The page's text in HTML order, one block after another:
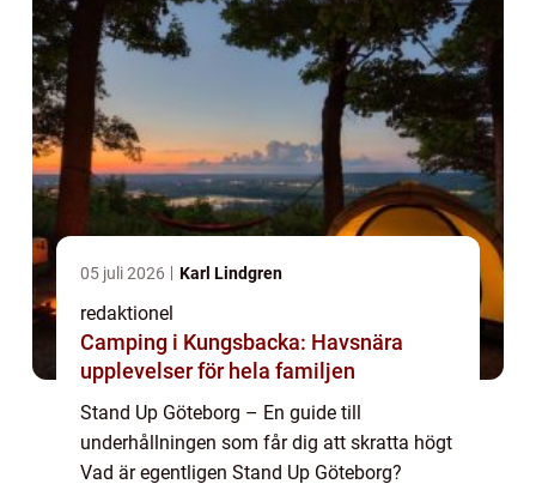
05 juli 2026 Karl Lindgren
redaktionel
Camping i Kungsbacka: Havsnära
upplevelser för hela familjen
Stand Up Göteborg – En guide till
underhållningen som får dig att skratta högt
Vad är egentligen Stand Up Göteborg?